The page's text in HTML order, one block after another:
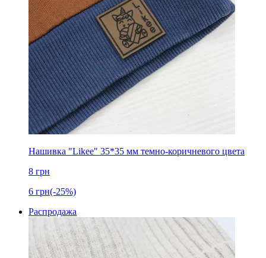
Нашивка "Likee" 35*35 мм темно-коричневого цвета
8 грн
6 грн(-25%)
Распродажа